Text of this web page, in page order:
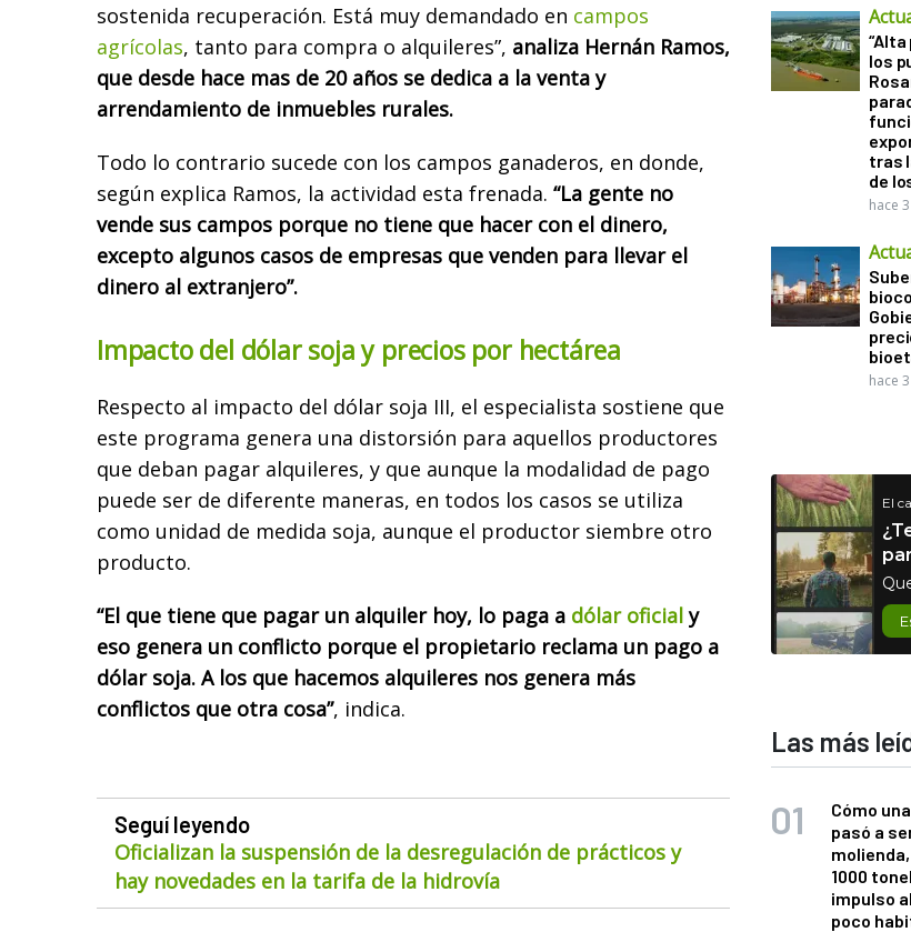
sostenida recuperación. Está muy demandado en campos
agrícolas, tanto para compra o alquileres”, analiza Hernán Ramos,
que desde hace mas de 20 años se dedica a la venta y
arrendamiento de inmuebles rurales.
Todo lo contrario sucede con los campos ganaderos, en donde,
según explica Ramos, la actividad esta frenada. “La gente no
vende sus campos porque no tiene que hacer con el dinero,
excepto algunos casos de empresas que venden para llevar el
dinero al extranjero”.
Impacto del dólar soja y precios por hectárea
Respecto al impacto del dólar soja III, el especialista sostiene que
este programa genera una distorsión para aquellos productores
que deban pagar alquileres, y que aunque la modalidad de pago
puede ser de diferente maneras, en todos los casos se utiliza
como unidad de medida soja, aunque el productor siembre otro
producto.
“El que tiene que pagar un alquiler hoy, lo paga a dólar oficialy
eso genera un conflicto porque el propietario reclama un pago a
dólar soja. A los que hacemos alquileres nos genera más
conflictos que otra cosa”, indica.
Seguí leyendo
Oficializan la suspensión de la desregulación de prácticos y
hay novedades en la tarifa de la hidrovía
los
tras
de
hace
hace
El
Las más
Cómo
pasó a
1000
impulso
poco